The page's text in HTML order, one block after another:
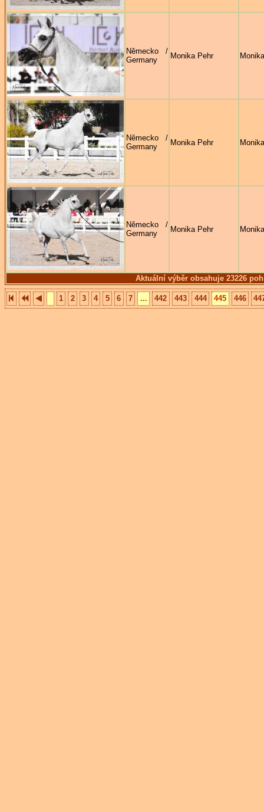
Aktuální výběr obsahuje 23226
Německo /
Germany
Monika Pehr
Německo /
Germany
Monika Pehr
Německo /
Germany
Monika Pehr
1 2 3 4 5 6 7 ... 442 443 444 445 446